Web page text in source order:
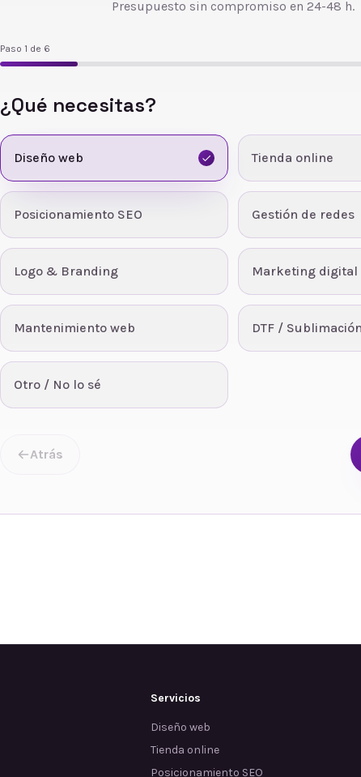
Presupuesto sin compromiso en 24-48 h.
Paso 1 de 6
¿Qué necesitas?
Diseño web Tienda online
Posicionamiento SEO Gestión de redes
Logo & Branding Marketing digital
Mantenimiento web DTF / Sublimación
Otro / No lo sé
Atrás
Servicios
Diseño web
Tienda online
Posicionamiento SEO